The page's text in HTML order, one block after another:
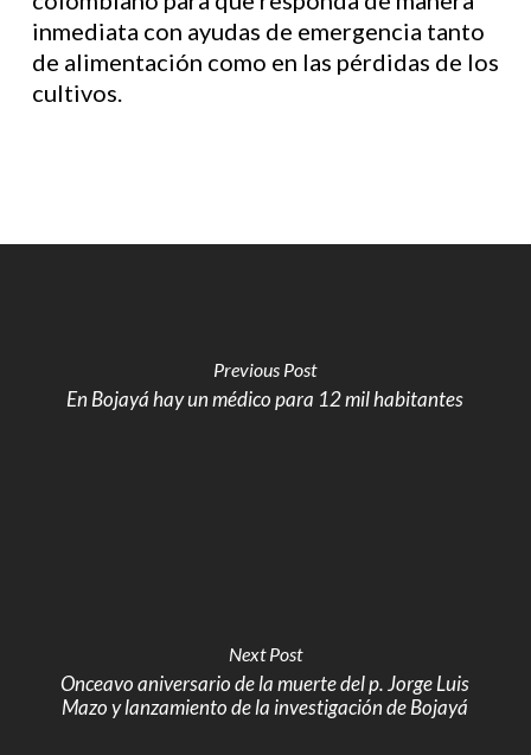
inmediata con ayudas de emergencia tanto
de alimentación como en las pérdidas de los
cultivos.
Previous Post
En Bojayá hay un médico para 12 mil habitantes
Next Post
Onceavo aniversario de la muerte del p. Jorge Luis
Mazo y lanzamiento de la investigación de Bojayá